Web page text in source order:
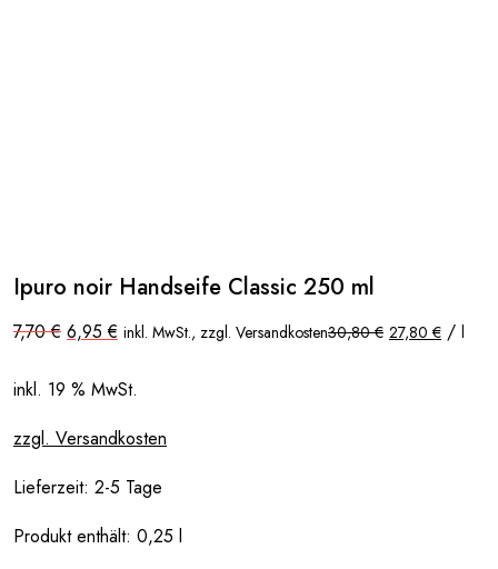
Ipuro noir Handseife Classic 250 ml
7,70€ Ursprünglicher
Preis
7,70 €
6,95€ Aktueller
Preis
6,95 €.
inkl. MwSt., zzgl. Versandkosten30,80€ 27,80 € / l
inkl. 19 % MwSt.
zzgl. Versandkosten
Lieferzeit: 2-5 Tage
Produkt enthält: 0,25 l